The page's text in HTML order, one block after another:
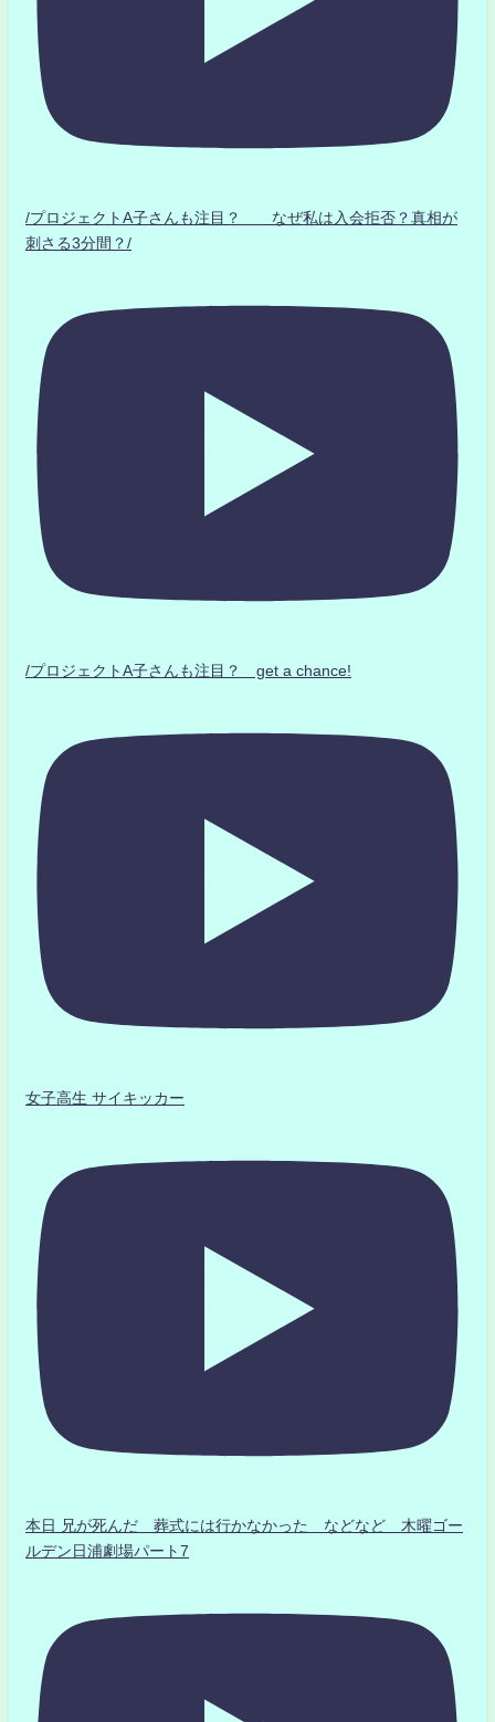
/プロジェクトA子さんも注目？ なぜ私は入会拒否？真相が
刺さる3分間？/
/プロジェクトA子さんも注目？ get a chance!
女子高生 サイキッカー
本日 兄が死んだ 葬式には行かなかった などなど 木曜ゴー
ルデン日浦劇場パート7